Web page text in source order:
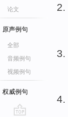
论文
原声例句
全部
音频例句
视频例句
权威例句